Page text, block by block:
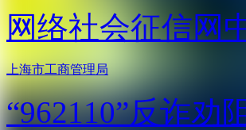
网络社会征信网
上海市工商管理局
“962110”反诈劝